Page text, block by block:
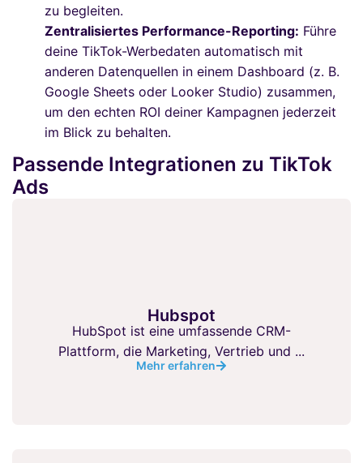
zu begleiten.
Zentralisiertes Performance-Reporting: Führe
deine TikTok-Werbedaten automatisch mit
anderen Datenquellen in einem Dashboard (z. B.
Google Sheets oder Looker Studio) zusammen,
um den echten ROI deiner Kampagnen jederzeit
im Blick zu behalten.
Passende Integrationen zu TikTok
Ads
Hubspot
HubSpot ist eine umfassende CRM-
Plattform, die Marketing, Vertrieb und ...
Mehr erfahren